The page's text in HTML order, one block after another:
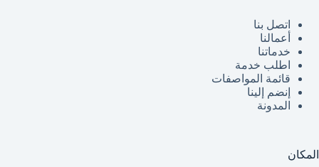
اتصل بنا
أعمالنا
خدماتنا
اطلب خدمة
قائمة المواصفات
إنضم إلينا
المدونة
المكان